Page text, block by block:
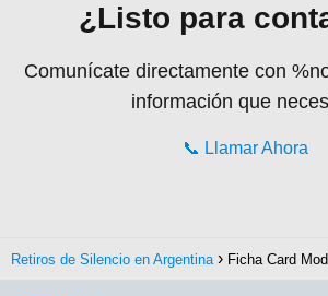
¿Listo para
Comunícate directamente con
información que
📞 Llamar Ahora
Retiros de Silencio en Argentina Ficha Card